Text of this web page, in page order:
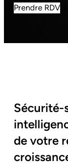
Prendre RDV
Sécurité-
de votre